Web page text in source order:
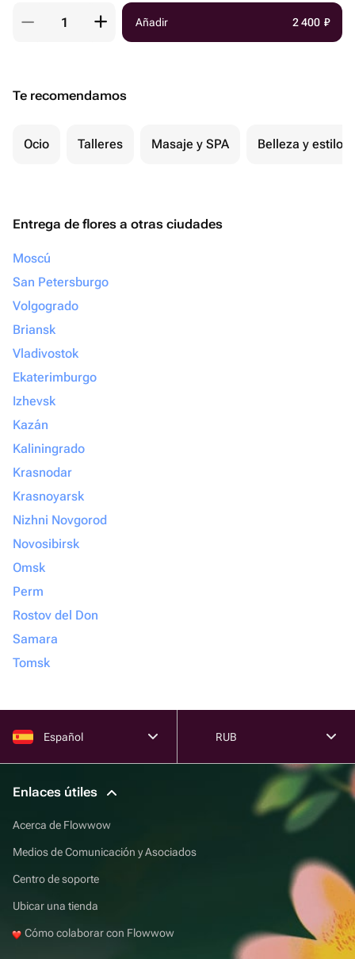
Añadir 2 400 ₽
Te recomendamos
Ocio Talleres Masaje y SPA Belleza y estilo
Entrega de flores a otras ciudades
Moscú
San Petersburgo
Volgogrado
Briansk
Vladivostok
Ekaterimburgo
Izhevsk
Kazán
Kaliningrado
Krasnodar
Krasnoyarsk
Nizhni Novgorod
Novosibirsk
Omsk
Perm
Rostov del Don
Samara
Tomsk
Español RUB
Enlaces útiles
Acerca de Flowwow
Medios de Comunicación y Asociados
Centro de soporte
Ubicar una tienda
Cómo colaborar con Flowwow